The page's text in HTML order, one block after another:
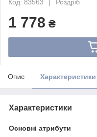
Код: 83563
Роздріб
1 778 ₴
Опис Характеристики
Характеристики
Основні атрибути